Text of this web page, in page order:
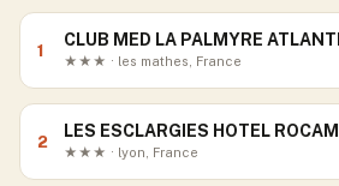
1
CLUB MED LA PALMYRE
★★★ · les mathes, France
2
LES ESCLARGIES HOTEL
★★★ · lyon, France